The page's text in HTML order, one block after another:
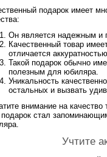
подарок имеет
Он является надежным и
Качественный товар
отличается
Такой подарок обычно
полезным для юбиляра.
Уникальность
остальных и вызвать
внимание на
стал
Учтите